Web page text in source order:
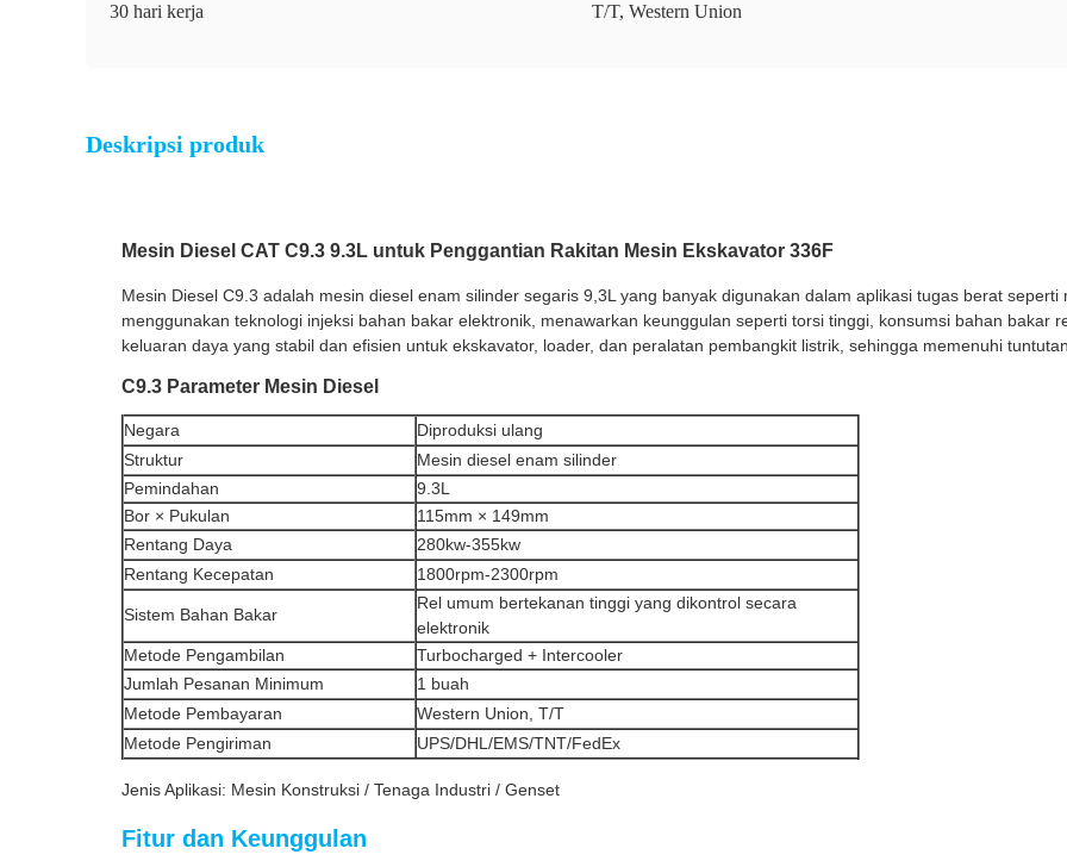
30 hari kerja T/T, Western Union
Deskripsi produk
Mesin Diesel CAT C9.3 9.3L untuk Penggantian Rakitan Mesin Ekskavator 336F
Mesin Diesel C9.3 adalah mesin diesel enam silinder segaris 9,3L yang banyak digunakan dalam aplikasi tugas berat
menggunakan teknologi injeksi bahan bakar elektronik, menawarkan keunggulan seperti torsi tinggi, konsumsi bahan bakar
keluaran daya yang stabil dan efisien untuk ekskavator, loader, dan peralatan pembangkit listrik, sehingga memenuhi
C9.3 Parameter Mesin Diesel
Negara
Diproduksi ulang
Struktur
Mesin diesel enam silinder
Pemindahan
9.3L
Bor × Pukulan
115mm × 149mm
Rentang Daya
280kw-355kw
Rentang Kecepatan
1800rpm-2300rpm
Sistem Bahan Bakar
Rel umum bertekanan tinggi yang dikontrol secara
elektronik
Metode Pengambilan
Turbocharged + Intercooler
Jumlah Pesanan Minimum
1 buah
Metode Pembayaran
Western Union, T/T
Metode Pengiriman
UPS/DHL/EMS/TNT/FedEx
Jenis Aplikasi: Mesin Konstruksi / Tenaga Industri / Genset
Fitur dan Keunggulan